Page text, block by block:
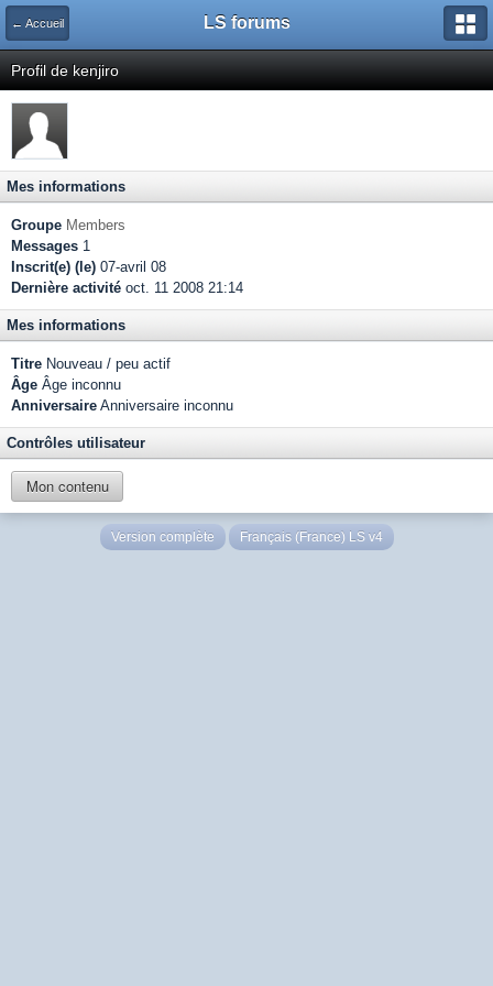
← Accueil LS forums
Profil de kenjiro
Mes informations
Groupe Members
Messages 1
Inscrit(e) (le) 07-avril 08
Dernière activité oct. 11 2008 21:14
Mes informations
Titre Nouveau / peu actif
Âge Âge inconnu
Anniversaire Anniversaire inconnu
Contrôles utilisateur
Mon contenu
Version complète Français (France) LS v4